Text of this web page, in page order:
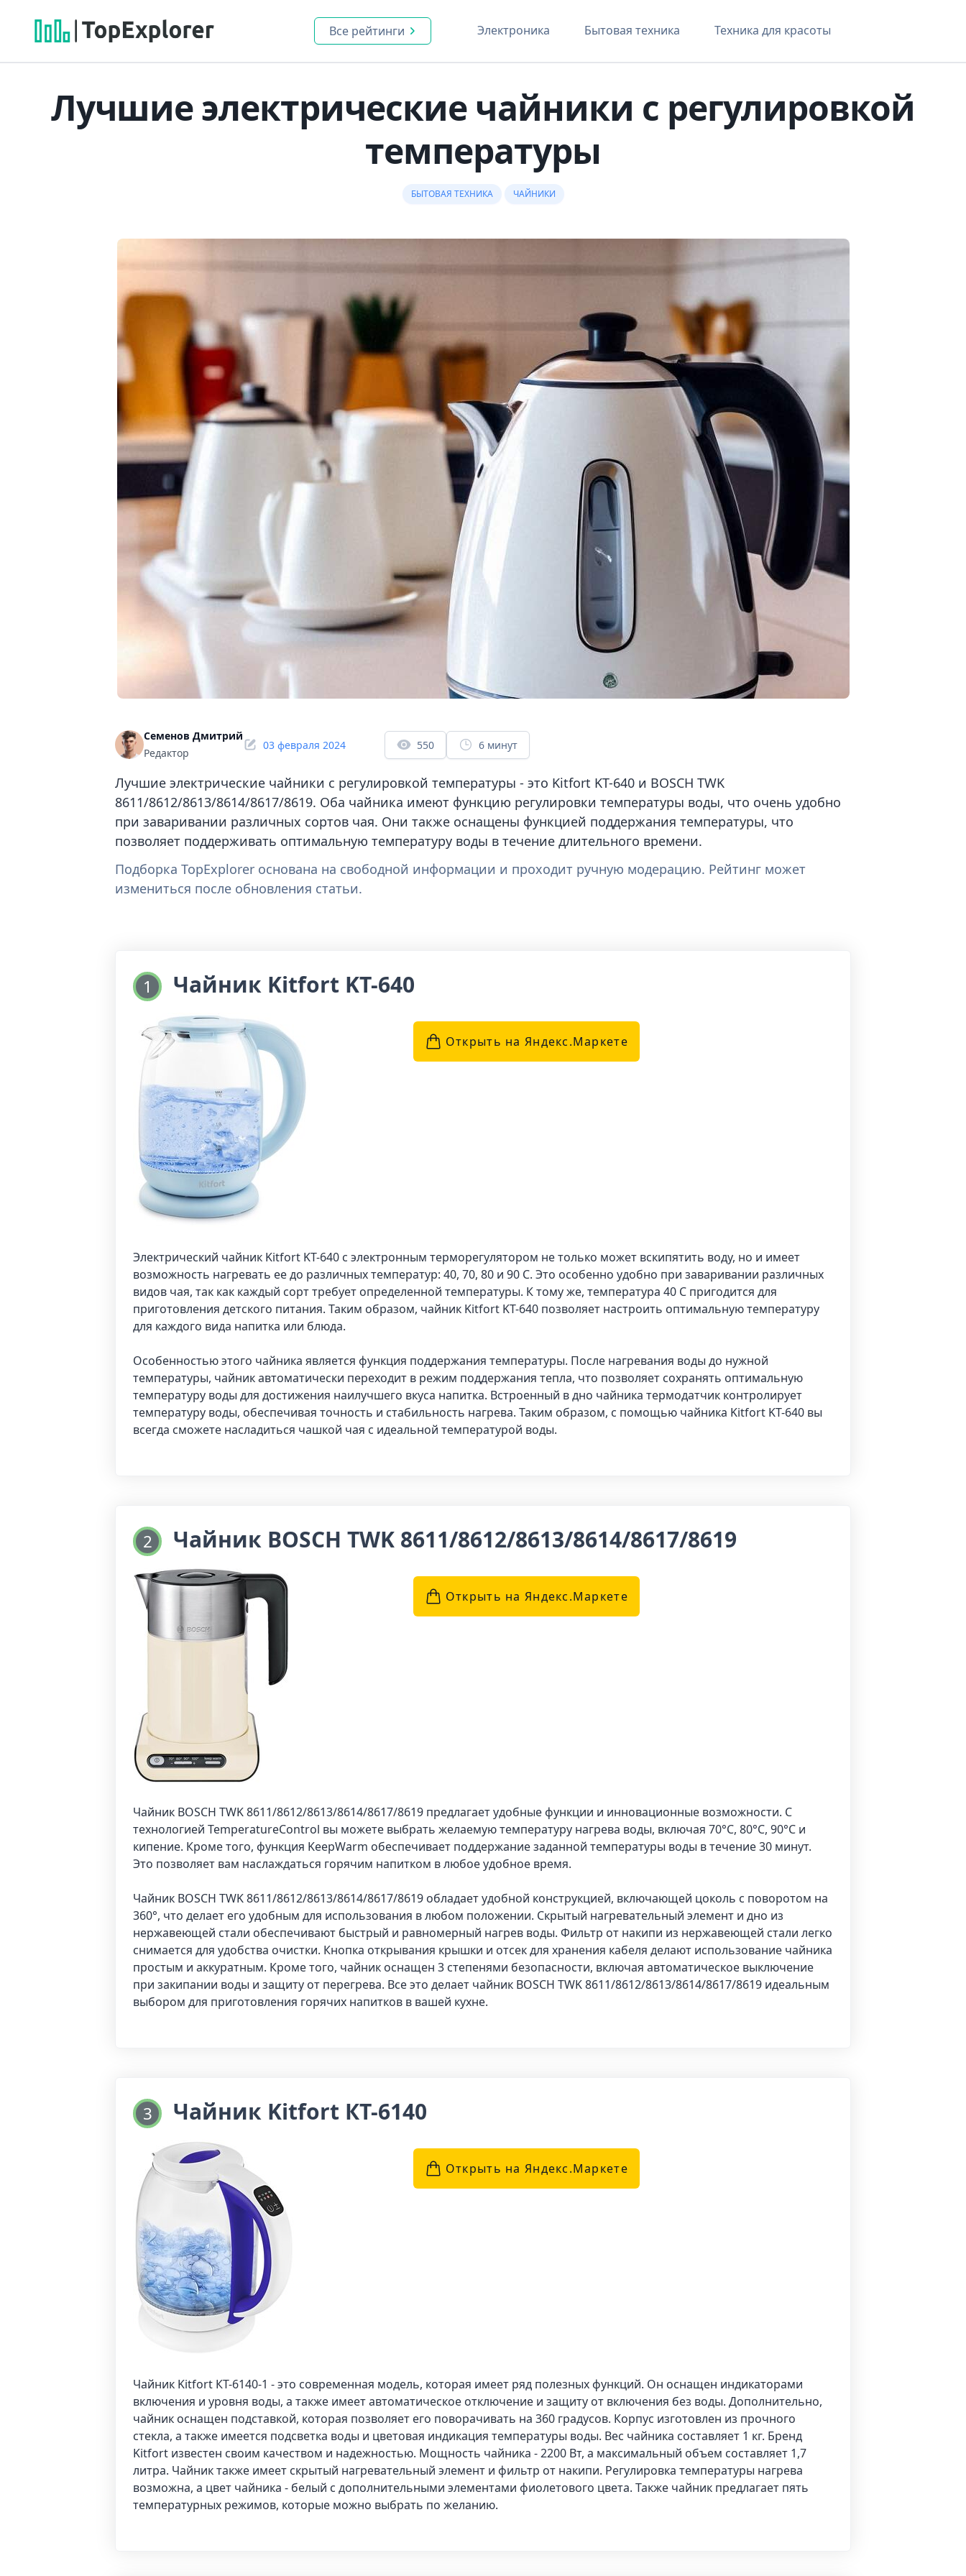
Все рейтинги Электроника Бытовая техника Техника для красоты
Лучшие электрические чайники с регулировкой
температуры
БЫТОВАЯ ТЕХНИКА ЧАЙНИКИ
Семенов Дмитрий
Редактор
03 февраля 2024 550 6 минут
Лучшие электрические чайники с регулировкой температуры - это Kitfort KT-640 и BOSCH TWK
8611/8612/8613/8614/8617/8619. Оба чайника имеют функцию регулировки температуры воды, что очень удобно
при заваривании различных сортов чая. Они также оснащены функцией поддержания температуры, что
позволяет поддерживать оптимальную температуру воды в течение длительного времени.
Подборка TopExplorer основана на свободной информации и проходит ручную модерацию. Рейтинг может
измениться после обновления статьи.
1 Чайник Kitfort KT-640
Открыть на Яндекс.Маркетe
Электрический чайник Kitfort KT-640 с электронным терморегулятором не только может вскипятить воду, но и имеет
возможность нагревать ее до различных температур: 40, 70, 80 и 90 С. Это особенно удобно при заваривании различных
видов чая, так как каждый сорт требует определенной температуры. К тому же, температура 40 С пригодится для
приготовления детского питания. Таким образом, чайник Kitfort KT-640 позволяет настроить оптимальную температуру
для каждого вида напитка или блюда.
Особенностью этого чайника является функция поддержания температуры. После нагревания воды до нужной
температуры, чайник автоматически переходит в режим поддержания тепла, что позволяет сохранять оптимальную
температуру воды для достижения наилучшего вкуса напитка. Встроенный в дно чайника термодатчик контролирует
температуру воды, обеспечивая точность и стабильность нагрева. Таким образом, с помощью чайника Kitfort KT-640 вы
всегда сможете насладиться чашкой чая с идеальной температурой воды.
2 Чайник BOSCH TWK 8611/8612/8613/8614/8617/8619
Открыть на Яндекс.Маркетe
Чайник BOSCH TWK 8611/8612/8613/8614/8617/8619 предлагает удобные функции и инновационные возможности. С
технологией TemperatureControl вы можете выбрать желаемую температуру нагрева воды, включая 70°C, 80°C, 90°C и
кипение. Кроме того, функция KeepWarm обеспечивает поддержание заданной температуры воды в течение 30 минут.
Это позволяет вам наслаждаться горячим напитком в любое удобное время.
Чайник BOSCH TWK 8611/8612/8613/8614/8617/8619 обладает удобной конструкцией, включающей цоколь с поворотом на
360°, что делает его удобным для использования в любом положении. Скрытый нагревательный элемент и дно из
нержавеющей стали обеспечивают быстрый и равномерный нагрев воды. Фильтр от накипи из нержавеющей стали легко
снимается для удобства очистки. Кнопка открывания крышки и отсек для хранения кабеля делают использование чайника
простым и аккуратным. Кроме того, чайник оснащен 3 степенями безопасности, включая автоматическое выключение
при закипании воды и защиту от перегрева. Все это делает чайник BOSCH TWK 8611/8612/8613/8614/8617/8619 идеальным
выбором для приготовления горячих напитков в вашей кухне.
3 Чайник Kitfort КТ-6140
Открыть на Яндекс.Маркетe
Чайник Kitfort КТ-6140-1 - это современная модель, которая имеет ряд полезных функций. Он оснащен индикаторами
включения и уровня воды, а также имеет автоматическое отключение и защиту от включения без воды. Дополнительно,
чайник оснащен подставкой, которая позволяет его поворачивать на 360 градусов. Корпус изготовлен из прочного
стекла, а также имеется подсветка воды и цветовая индикация температуры воды. Вес чайника составляет 1 кг. Бренд
Kitfort известен своим качеством и надежностью. Мощность чайника - 2200 Вт, а максимальный объем составляет 1,7
литра. Чайник также имеет скрытый нагревательный элемент и фильтр от накипи. Регулировка температуры нагрева
возможна, а цвет чайника - белый с дополнительными элементами фиолетового цвета. Также чайник предлагает пять
температурных режимов, которые можно выбрать по желанию.